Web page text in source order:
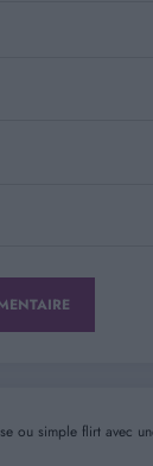
ou simple flirt avec